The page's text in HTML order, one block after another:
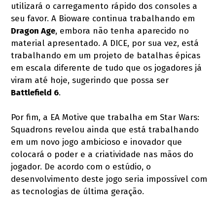
utilizará o carregamento rápido dos consoles a
seu favor. A Bioware continua trabalhando em
Dragon Age, embora não tenha aparecido no
material apresentado. A DICE, por sua vez, está
trabalhando em um projeto de batalhas épicas
em escala diferente de tudo que os jogadores já
viram até hoje, sugerindo que possa ser
Battlefield 6.
Por fim, a EA Motive que trabalha em Star Wars:
Squadrons revelou ainda que está trabalhando
em um novo jogo ambicioso e inovador que
colocará o poder e a criatividade nas mãos do
jogador. De acordo com o estúdio, o
desenvolvimento deste jogo seria impossível com
as tecnologias de última geração.